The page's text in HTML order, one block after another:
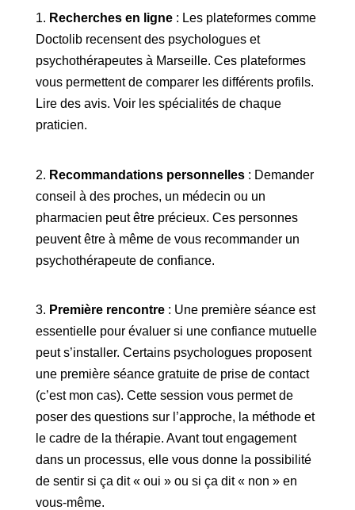
1. Recherches en ligne: Les plateformes comme
Doctolib recensent des psychologues et
psychothérapeutes à Marseille. Ces plateformes
vous permettent de comparer les différents profils.
Lire des avis. Voir les spécialités de chaque
praticien.
2. Recommandations personnelles: Demander
conseil à des proches, un médecin ou un
pharmacien peut être précieux. Ces personnes
peuvent être à même de vous recommander un
psychothérapeute de confiance.
3. Première rencontre: Une première séance est
essentielle pour évaluer si une confiance mutuelle
peut s’installer. Certains psychologues proposent
une première séance gratuite de prise de contact
(c’est mon cas). Cette session vous permet de
poser des questions sur l’approche, la méthode et
le cadre de la thérapie. Avant tout engagement
dans un processus, elle vous donne la possibilité
de sentir si ça dit « oui » ou si ça dit « non » en
vous-même.